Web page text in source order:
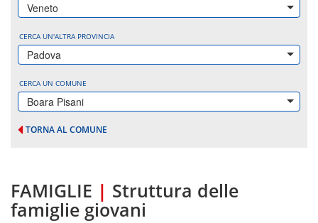
Veneto
CERCA UN'ALTRA PROVINCIA
Padova
CERCA UN COMUNE
Boara Pisani
TORNA AL COMUNE
FAMIGLIE | Struttura delle
famiglie giovani